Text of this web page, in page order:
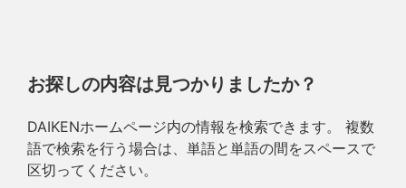
お探しの内容は見つかりましたか？
DAIKENホームページ内の情報を検索できます。 複数
語で検索を行う場合は、単語と単語の間をスペースで
区切ってください。